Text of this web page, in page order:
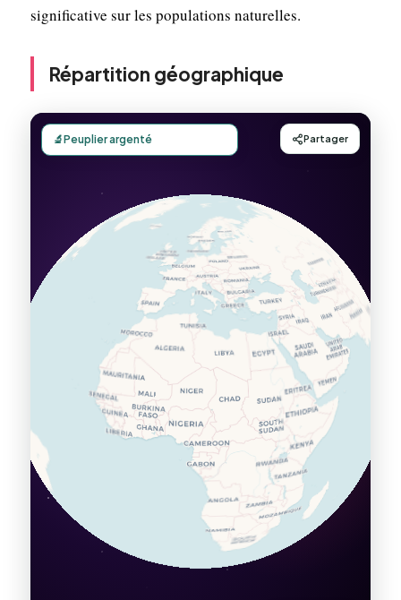
significative sur les populations naturelles.
Répartition géographique